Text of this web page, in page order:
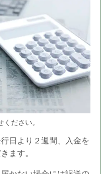
ださい。
日より２週間、入金を
ます。